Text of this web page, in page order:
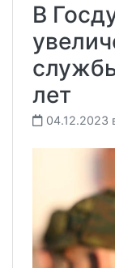
В
лет
04.12.2023